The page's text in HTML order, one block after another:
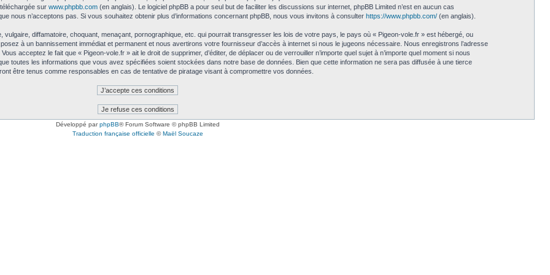
sur www.phpbb.com(en anglais). Le logiciel phpBB a pour seul but de faciliter les discussions sur internet, phpBB Limited n’est en aucun cas
nous n’acceptons pas. Si vous souhaitez obtenir plus d’informations concernant phpBB, nous vous invitons à consulter https://www.phpbb.com/(en anglais).
diffamatoire, choquant, menaçant, pornographique, etc. qui pourrait transgresser les lois de votre pays, le pays où « Pigeon-vole.fr » est hébergé, ou
à un bannissement immédiat et permanent et nous avertirons votre fournisseur d’accès à internet si nous le jugeons nécessaire. Nous enregistrons l’adresse
acceptez le fait que « Pigeon-vole.fr » ait le droit de supprimer, d’éditer, de déplacer ou de verrouiller n’importe quel sujet à n’importe quel moment si nous
toutes les informations que vous avez spécifiées soient stockées dans notre base de données. Bien que cette information ne sera pas diffusée à une tierce
être tenus comme responsables en cas de tentative de piratage visant à compromettre vos données.
Développé parphpBB® Forum Software © phpBB Limited
Traduction française officielle ©Maël Soucaze